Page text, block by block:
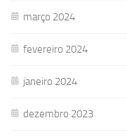
março 2024
fevereiro 2024
janeiro 2024
dezembro 2023